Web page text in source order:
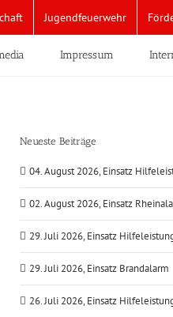
Jugendfeuerwehr
Impressum
Neueste Beiträge
04. August 2026, Einsatz
02. August 2026, Einsatz
29. Juli 2026, Einsatz
29. Juli 2026, Einsatz Brandalarm
26. Juli 2026, Einsatz